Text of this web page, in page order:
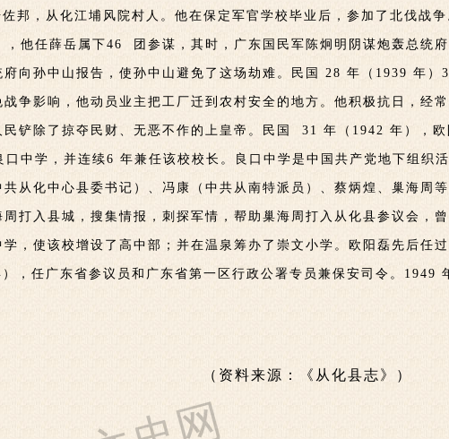
邦，从化江埔风院村人。他在保定军官学校毕业后，参加了北伐战争
他任薛岳属下46 团参谋，其时，广东国民军陈炯明阴谋炮轰总统
向孙中山报告，使孙中山避免了这场劫难。民国 28 年（1939 年）
争影响，他动员业主把工厂迁到农村安全的地方。他积极抗日，经
铲除了掠夺民财、无恶不作的上皇帝。民国 31 年（1942 年），欧
中学，并连续6 年兼任该校校长。良口中学是中国共产党地下组织活
从化中心县委书记）、冯康（中共从南特派员）、蔡炳煌、巢海周
打入县城，搜集情报，刺探军情，帮助巢海周打入从化县参议会，
，使该校增设了高中部；并在温泉筹办了崇文小学。欧阳磊先后任过
，任广东省参议员和广东省第一区行政公署专员兼保安司令。1949
（资料来源：《从化县志》）